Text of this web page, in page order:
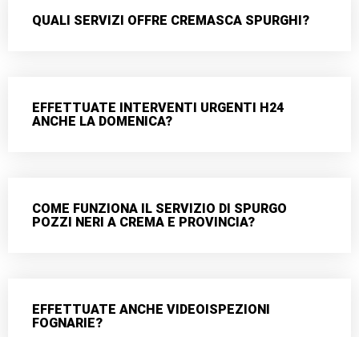
QUALI SERVIZI OFFRE CREMASCA SPURGHI?
EFFETTUATE INTERVENTI URGENTI H24
ANCHE LA DOMENICA?
COME FUNZIONA IL SERVIZIO DI SPURGO
POZZI NERI A CREMA E PROVINCIA?
EFFETTUATE ANCHE VIDEOISPEZIONI
FOGNARIE?